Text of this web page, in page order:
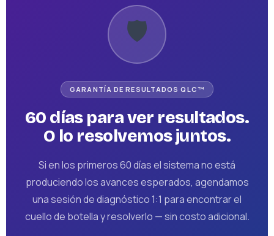
🛡️
GARANTÍA DE RESULTADOS QLC™
60 días para ver resultados.
O lo resolvemos juntos.
Si en los primeros 60 días el sistema no está
produciendo los avances esperados, agendamos
una sesión de diagnóstico 1:1 para encontrar el
cuello de botella y resolverlo — sin costo adicional.